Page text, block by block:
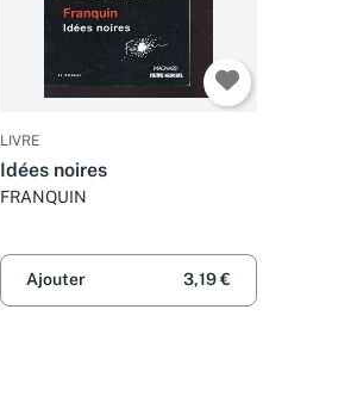
LIVRE
Idées noires
FRANQUIN
Ajouter 3,19 €